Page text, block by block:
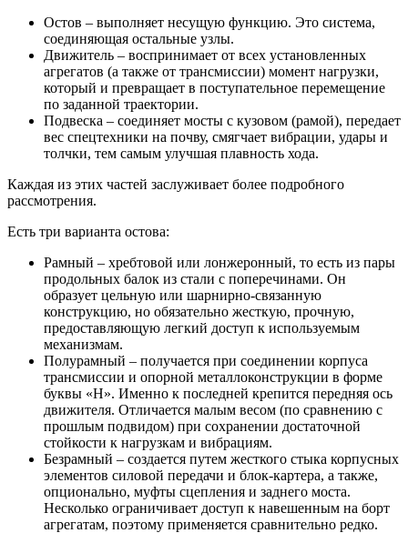
Остов – выполняет несущую функцию. Это система,
соединяющая остальные узлы.
Движитель – воспринимает от всех установленных
агрегатов (а также от трансмиссии) момент нагрузки,
который и превращает в поступательное перемещение
по заданной траектории.
Подвеска – соединяет мосты с кузовом (рамой), передает
вес спецтехники на почву, смягчает вибрации, удары и
толчки, тем самым улучшая плавность хода.
Каждая из этих частей заслуживает более подробного
рассмотрения.
Есть три варианта остова:
Рамный – хребтовой или лонжеронный, то есть из пары
продольных балок из стали с поперечинами. Он
образует цельную или шарнирно-связанную
конструкцию, но обязательно жесткую, прочную,
предоставляющую легкий доступ к используемым
механизмам.
Полурамный – получается при соединении корпуса
трансмиссии и опорной металлоконструкции в форме
буквы «Н». Именно к последней крепится передняя ось
движителя. Отличается малым весом (по сравнению с
прошлым подвидом) при сохранении достаточной
стойкости к нагрузкам и вибрациям.
Безрамный – создается путем жесткого стыка корпусных
элементов силовой передачи и блок-картера, а также,
опционально, муфты сцепления и заднего моста.
Несколько ограничивает доступ к навешенным на борт
агрегатам, поэтому применяется сравнительно редко.